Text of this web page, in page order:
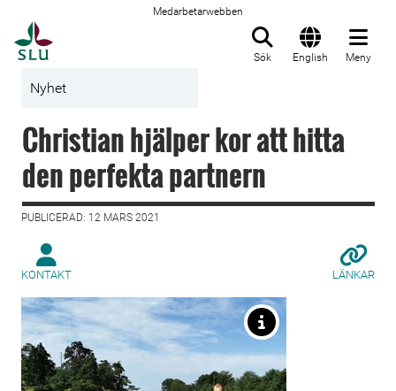
Medarbetarwebben
Sök English Meny
Nyhet
Christian hjälper kor att hitta
den perfekta partnern
PUBLICERAD: 12 MARS 2021
KONTAKT LÄNKAR